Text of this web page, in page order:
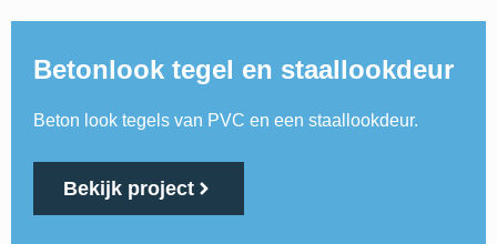
Betonlook tegel en staallookdeur
Beton look tegels van PVC en een staallookdeur.
Bekijk project